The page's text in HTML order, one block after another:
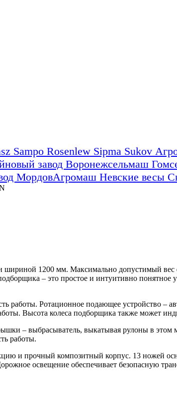
Sampo Rosenlew Sipma Sukov
завод Воронежсельмаш
МордовАгромаш Невские весы
шириной 1200 мм. Максимально допустимый вес
– это простое и интуитивно понятное
Ротационное подающее устройство –
Высота колеса подборщика также может
– выбрасыватель, выкатывая рулоны в этом
работы.
и прочный композитный корпус. 13 ножей
освещение обеспечивает безопасную